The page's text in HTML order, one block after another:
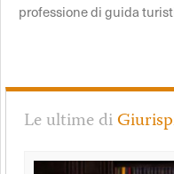
professione di guida
Le ultime di